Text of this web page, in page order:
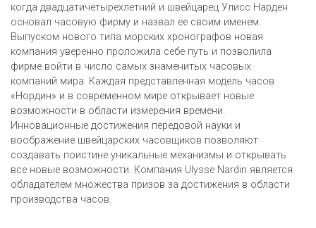
когда двадцатичетырехлетний и швейцарец Улисс Нарден
основал часовую фирму и назвал ее своим именем.
Выпуском нового типа морских хронографов новая
компания уверенно проложила себе путь и позволила
фирме войти в число самых знаменитых часовых
компаний мира. Каждая представленная модель часов
«Нордин» и в современном мире открывает новые
возможности в области измерения времени.
Инновационные достижения передовой науки и
воображение швейцарских часовщиков позволяют
создавать поистине уникальные механизмы и открывать
все новые возможности. Компания Ulysse Nardin является
обладателем множества призов за достижения в области
производства часов.